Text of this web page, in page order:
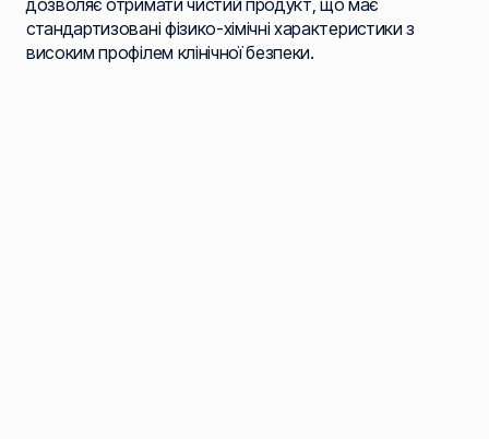
дозволяє отримати чистий продукт, що має
стандартизовані фізико-хімічні характеристики з
високим профілем клінічної безпеки.